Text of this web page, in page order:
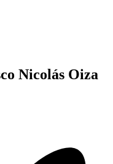
Nicolás Oiza